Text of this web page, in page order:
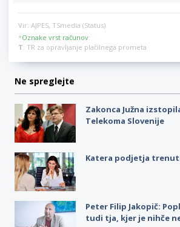
Vir: AJPES, TSmedia (Status)
*Oznake vrst računov:
T: TR za opravljanje plačilnega prometa
Ne spreglejte
Zakonca Južna
Telekoma Slovenije
Katera podjetja
Peter Filip Jakopič:
tudi tja, kjer je nihče